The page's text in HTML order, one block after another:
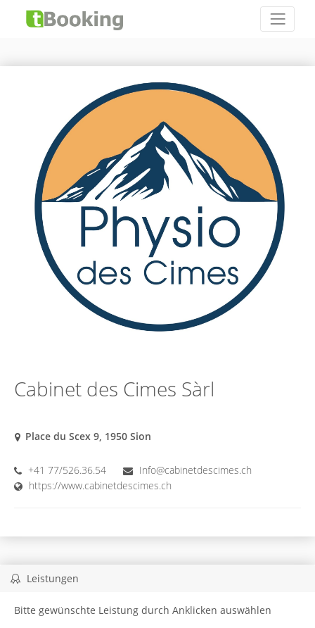
Cabinet des Cimes Sàrl
Place du Scex 9, 1950 Sion
+41 77/526.36.54
Info@cabinetdescimes.ch
https://www.cabinetdescimes.ch
Leistungen
Bitte gewünschte Leistung durch Anklicken auswählen